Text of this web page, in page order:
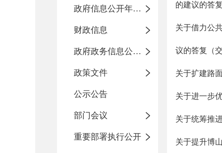
政府信息公开年度报告
财政信息
政府政务信息公开目录
政策文件
公示公告
部门会议
重要部署执行公开
的建议的答
关于借力公
议的答复（
关于扩建路
关于进一步
关于统筹推
关于提升博